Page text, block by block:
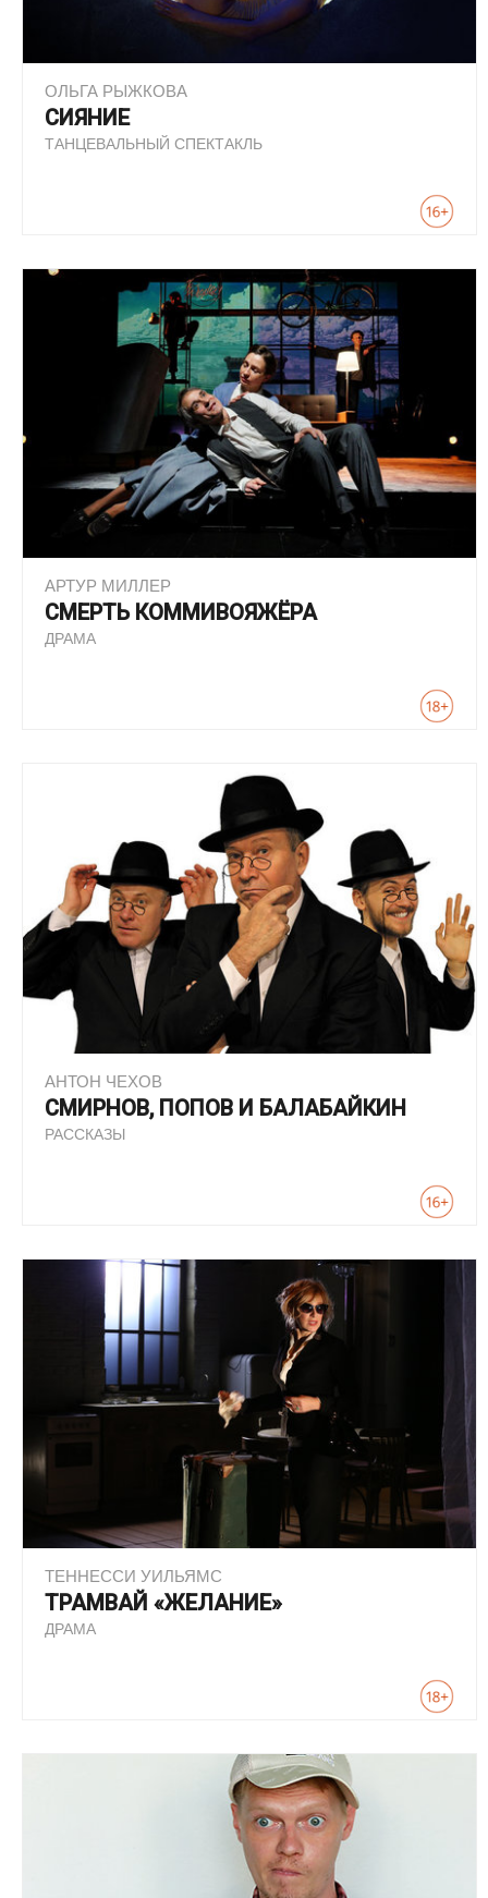
ОЛЬГА РЫЖКОВА
СИЯНИЕ
ТАНЦЕВАЛЬНЫЙ СПЕКТАКЛЬ
АРТУР МИЛЛЕР
СМЕРТЬ КОММИВОЯЖЁРА
ДРАМА
АНТОН ЧЕХОВ
СМИРНОВ, ПОПОВ И БАЛАБАЙКИН
РАССКАЗЫ
ТЕННЕССИ УИЛЬЯМС
ТРАМВАЙ «ЖЕЛАНИЕ»
ДРАМА